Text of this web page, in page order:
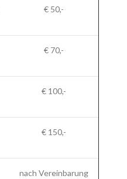
€ 50,-
€ 70,-
€ 100,-
€ 150,-
nach Vereinbarung